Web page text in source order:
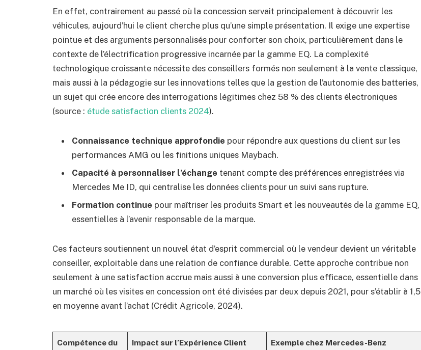
En effet, contrairement au passé où la concession servait principalement à découvrir les
véhicules, aujourd’hui le client cherche plus qu’une simple présentation. Il exige une expertise
pointue et des arguments personnalisés pour conforter son choix, particulièrement dans le
contexte de l’électrification progressive incarnée par la gamme EQ. La complexité
technologique croissante nécessite des conseillers formés non seulement à la vente classique,
mais aussi à la pédagogie sur les innovations telles que la gestion de l’autonomie des batteries,
un sujet qui crée encore des interrogations légitimes chez 58 % des clients électroniques
(source : étude satisfaction clients 2024).
Connaissance technique approfondie pour répondre aux questions du client sur les
performances AMG ou les finitions uniques Maybach.
Capacité à personnaliser l’échange tenant compte des préférences enregistrées via
Mercedes Me ID, qui centralise les données clients pour un suivi sans rupture.
Formation continue pour maîtriser les produits Smart et les nouveautés de la gamme EQ,
essentielles à l’avenir responsable de la marque.
Ces facteurs soutiennent un nouvel état d’esprit commercial où le vendeur devient un véritable
conseiller, exploitable dans une relation de confiance durable. Cette approche contribue non
seulement à une satisfaction accrue mais aussi à une conversion plus efficace, essentielle dans
un marché où les visites en concession ont été divisées par deux depuis 2021, pour s’établir à 1,5
en moyenne avant l’achat (Crédit Agricole, 2024).
Compétence du
Impact sur l’Expérience Client Exemple chez Mercedes-Benz